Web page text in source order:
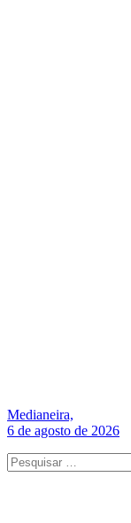
Medianeira,
6 de agosto de 2026